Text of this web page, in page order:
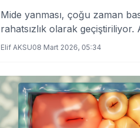
Mide yanması, çoğu zaman
rahatsızlık olarak geçiştiriliyor.
belirtiler, hayati bir sorunun
Elif AKSU08 Mart 2026, 05:34